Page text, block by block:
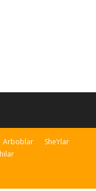
Arboblar
She’rlar